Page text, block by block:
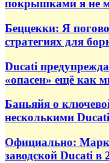
покрышками я не
Беццекки: Я
стратегиях для
Ducati
«опасен» ещё как
Баньяйя о
несколькими Ducati
Официально: Марк
заводской Ducati в